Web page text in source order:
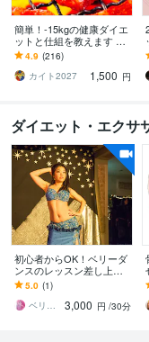
簡単！-15kgの健康ダイエ
ットと仕組を教えます 痩
せたい人★『食べても痩
せる』体験談■運動なし、
ストレスなし
4.9 (216)
カイト2027
1,500 円
ダイエット・エクサ
初心者からOK！ベリーダ
ンスのレッスン差し上げ
ます ベリーダンスで心も
体も魅力的な女性になろ
う！
5.0 (1)
ベリーダンスJunko
3,000 円 /30分